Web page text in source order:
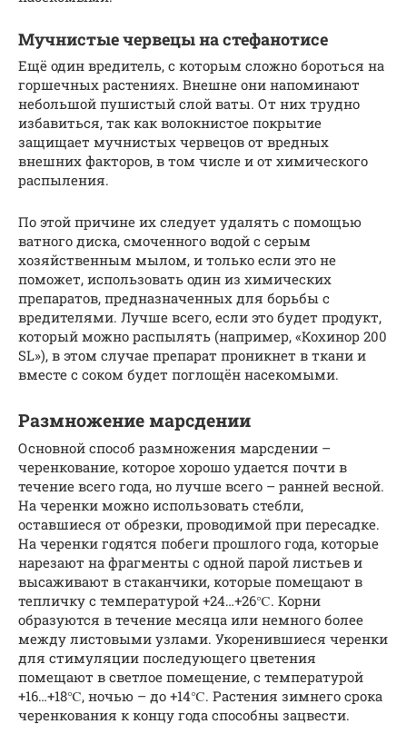
Мучнистые червецы на стефанотисе
Ещё один вредитель, с которым сложно бороться на
горшечных растениях. Внешне они напоминают
небольшой пушистый слой ваты. От них трудно
избавиться, так как волокнистое покрытие
защищает мучнистых червецов от вредных
внешних факторов, в том числе и от химического
распыления.
По этой причине их следует удалять с помощью
ватного диска, смоченного водой с серым
хозяйственным мылом, и только если это не
поможет, использовать один из химических
препаратов, предназначенных для борьбы с
вредителями. Лучше всего, если это будет продукт,
который можно распылять (например, «Кохинор 200
SL»), в этом случае препарат проникнет в ткани и
вместе с соком будет поглощён насекомыми.
Размножение марсдении
Основной способ размножения марсдении –
черенкование, которое хорошо удается почти в
течение всего года, но лучше всего – ранней весной.
На черенки можно использовать стебли,
оставшиеся от обрезки, проводимой при пересадке.
На черенки годятся побеги прошлого года, которые
нарезают на фрагменты с одной парой листьев и
высаживают в стаканчики, которые помещают в
тепличку с температурой +24…+26℃. Корни
образуются в течение месяца или немного более
между листовыми узлами. Укоренившиеся черенки
для стимуляции последующего цветения
помещают в светлое помещение, с температурой
+16…+18℃, ночью – до +14℃. Растения зимнего срока
черенкования к концу года способны зацвести.